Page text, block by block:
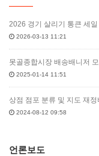
2026 경기 살리기 통큰 세일
2026-03-13 11:21
못골종합시장 배송배니저
2025-01-14 11:51
상점 점포 분류 및 지도 재정
2024-08-12 09:58
언론보도